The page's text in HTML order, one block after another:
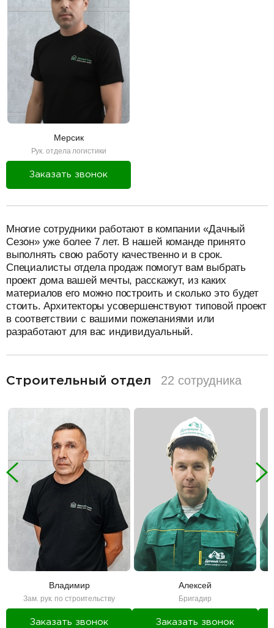
Мерсик
Рук. отдела логистики
Заказать звонок
Многие сотрудники работают в компании «Дачный
Сезон» уже более 7 лет. В нашей команде принято
выполнять свою работу качественно и в срок.
Специалисты отдела продаж помогут вам выбрать
проект дома вашей мечты, расскажут, из каких
материалов его можно построить и сколько это будет
стоить. Архитекторы усовершенствуют типовой проект
в соответствии с вашими пожеланиями или
разработают для вас индивидуальный.
Строительный отдел 22 сотрудника
Владимир
Зам. рук. по строительству
Заказать звонок
Алексей
Бригадир
Заказать звонок